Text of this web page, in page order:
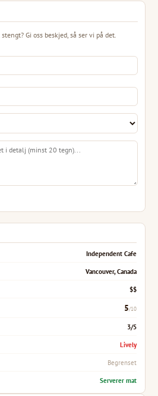
Gi oss beskjed, så ser vi på det.
Independent Cafe
Vancouver, Canada
$$
5/10
3/5
Lively
Begrenset
Serverer mat